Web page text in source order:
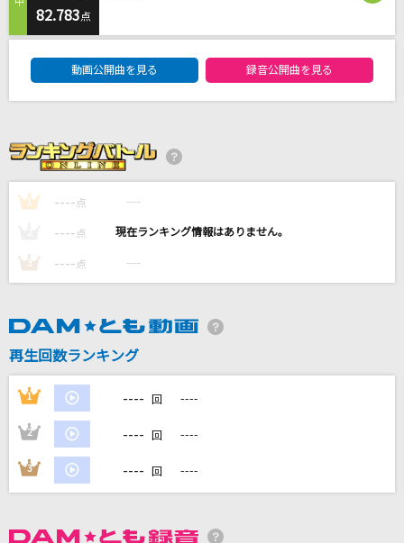
残響散歌
Ti Amo
EXILE
[生音]カブトムシ
[生音]夢芝居
梅沢富美男
瞳をとじて
パプリカ
Foorin
DAMの新曲・ランキングなど
82.783点
動画公開曲を見る 録音公開曲を見る
1 ---- 点 ----
---- 点 ----
3 ---- 点 ----
再生回数ランキング
1 ---- 回 ----
2 ---- 回 ----
3 ---- 回 ----